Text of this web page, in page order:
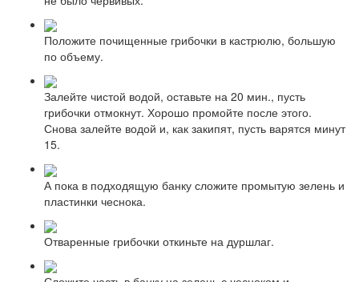
Положите почищенные грибочки в кастрюлю, большую
по объему.
Залейте чистой водой, оставьте на 20 мин., пусть
грибочки отмокнут. Хорошо промойте после этого.
Снова залейте водой и, как закипят, пусть варятся минут
15.
А пока в подходящую банку сложите промытую зелень и
пластинки чеснока.
Отваренные грибочки откиньте на дуршлаг.